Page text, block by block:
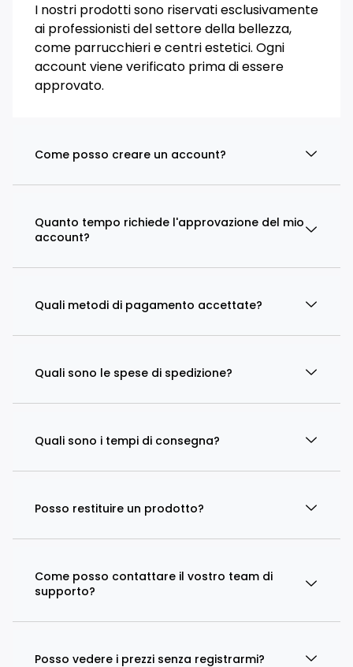
I nostri prodotti sono riservati esclusivamente
ai professionisti del settore della bellezza,
come parrucchieri e centri estetici. Ogni
account viene verificato prima di essere
approvato.
Come posso creare un account?
Quanto tempo richiede l'approvazione del mio
account?
Quali metodi di pagamento accettate?
Quali sono le spese di spedizione?
Quali sono i tempi di consegna?
Posso restituire un prodotto?
Come posso contattare il vostro team di
supporto?
Posso vedere i prezzi senza registrarmi?